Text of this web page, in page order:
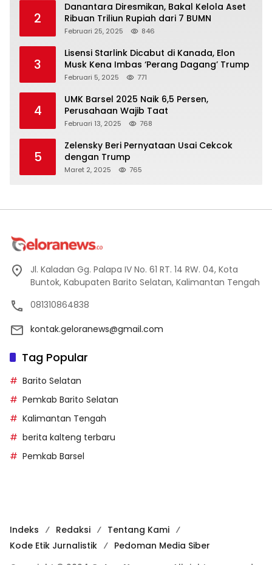
2
Danantara Diresmikan, Bakal Kelola Aset
Ribuan Triliun Rupiah dari 7 BUMN
Februari 25, 2025 846
3
Lisensi Starlink Dicabut di Kanada, Elon
Musk Kena Imbas ‘Perang Dagang’ Trump
Februari 5, 2025 771
4
UMK Barsel 2025 Naik 6,5 Persen,
Perusahaan Wajib Taat
Februari 13, 2025 768
5
Zelensky Beri Pernyataan Usai Cekcok
dengan Trump
Maret 2, 2025 765
Jl. Kaladan Gg. Palapa IV No. 61 RT. 14 RW. 04, Kota
Buntok, Kabupaten Barito Selatan, Kalimantan Tengah
081310864838
kontak.geloranews@gmail.com
Tag Popular
Barito Selatan
Pemkab Barito Selatan
Kalimantan Tengah
berita kalteng terbaru
Pemkab Barsel
Indeks Redaksi
Tentang Kami
Kode Etik Jurnalistik
Pedoman Media Siber